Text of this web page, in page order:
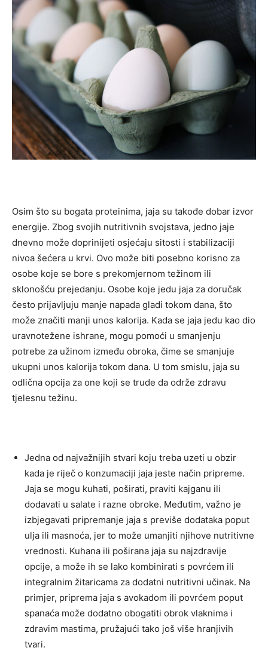
Osim što su bogata proteinima, jaja su takođe dobar izvor
energije. Zbog svojih nutritivnih svojstava, jedno jaje
dnevno može doprinijeti osjećaju sitosti i stabilizaciji
nivoa šećera u krvi. Ovo može biti posebno korisno za
osobe koje se bore s prekomjernom težinom ili
sklonošću prejedanju. Osobe koje jedu jaja za doručak
često prijavljuju manje napada gladi tokom dana, što
može značiti manji unos kalorija. Kada se jaja jedu kao dio
uravnotežene ishrane, mogu pomoći u smanjenju
potrebe za užinom između obroka, čime se smanjuje
ukupni unos kalorija tokom dana. U tom smislu, jaja su
odlična opcija za one koji se trude da održe zdravu
tjelesnu težinu.
Jedna od najvažnijih stvari koju treba uzeti u obzir
kada je riječ o konzumaciji jaja jeste način pripreme.
Jaja se mogu kuhati, poširati, praviti kajganu ili
dodavati u salate i razne obroke. Međutim, važno je
izbjegavati pripremanje jaja s previše dodataka poput
ulja ili masnoća, jer to može umanjiti njihove nutritivne
vrednosti. Kuhana ili poširana jaja su najzdravije
opcije, a može ih se lako kombinirati s povrćem ili
integralnim žitaricama za dodatni nutritivni učinak. Na
primjer, priprema jaja s avokadom ili povrćem poput
spanaća može dodatno obogatiti obrok vlaknima i
zdravim mastima, pružajući tako još više hranjivih
tvari.